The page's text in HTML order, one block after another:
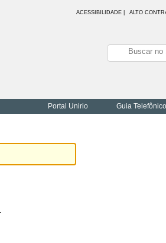
ACESSIBILIDADE ALTO
Portal Unirio Guia Telefônico